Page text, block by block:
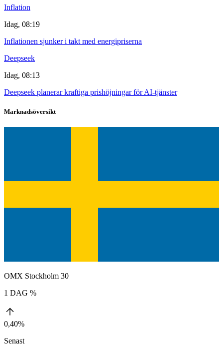
Inflation
Idag, 08:19
Inflationen sjunker i takt med energipriserna
Deepseek
Idag, 08:13
Deepseek planerar kraftiga prishöjningar för AI-tjänster
Marknadsöversikt
OMX Stockholm 30
1 DAG %
0,40%
Senast